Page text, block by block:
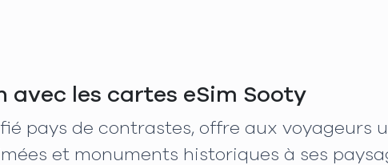
avec les cartes eSim Sooty
pays de contrastes, offre aux voyageurs
et monuments historiques à ses